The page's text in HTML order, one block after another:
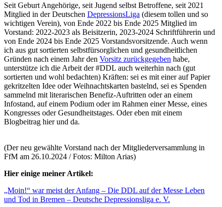
Seit Geburt Angehörige, seit Jugend selbst Betroffene, seit 2021
Mitglied in der Deutschen DepressionsLiga (diesem tollen und so
wichtigen Verein), von Ende 2022 bis Ende 2025 Mitglied im
Vorstand: 2022-2023 als Beisitzerin, 2023-2024 Schriftführerin und
von Ende 2024 bis Ende 2025 Vorstandsvorsitzende. Auch wenn
ich aus gut sortierten selbstfürsorglichen und gesundheitlichen
Gründen nach einem Jahr den Vorsitz zurückgegeben habe,
unterstütze ich die Arbeit der #DDL auch weiterhin nach (gut
sortierten und wohl bedachten) Kräften: sei es mit einer auf Papier
gekritzelten Idee oder Weihnachtskarten bastelnd, sei es Spenden
sammelnd mit literarischen Benefiz-Auftritten oder an einem
Infostand, auf einem Podium oder im Rahmen einer Messe, eines
Kongresses oder Gesundheitstages. Oder eben mit einem
Blogbeitrag hier und da.
(Der neu gewählte Vorstand nach der Mitgliederversammlung in
FfM am 26.10.2024 / Fotos: Milton Arias)
Hier einige meiner Artikel:
„Moin!“ war meist der Anfang – Die DDL auf der Messe Leben
und Tod in Bremen – Deutsche Depressionsliga e. V.